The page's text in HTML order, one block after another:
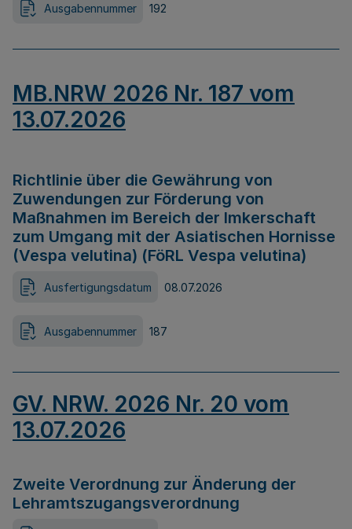
Ausgabennummer 192
MB.NRW 2026 Nr. 187 vom
13.07.2026
Richtlinie über die Gewährung von
Zuwendungen zur Förderung von
Maßnahmen im Bereich der Imkerschaft
zum Umgang mit der Asiatischen Hornisse
(Vespa velutina) (FöRL Vespa velutina)
Ausfertigungsdatum 08.07.2026
Ausgabennummer 187
GV. NRW. 2026 Nr. 20 vom
13.07.2026
Zweite Verordnung zur Änderung der
Lehramtszugangsverordnung